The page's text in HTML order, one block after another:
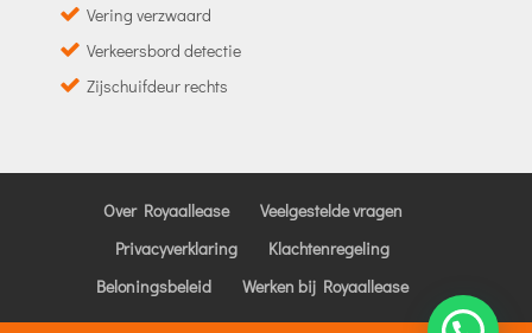
Vering verzwaard
Verkeersbord detectie
Zijschuifdeur rechts
Over Royaallease
Veelgestelde vragen
Privacyverklaring
Klachtenregeling
Beloningsbeleid
Werken bij Royaallease